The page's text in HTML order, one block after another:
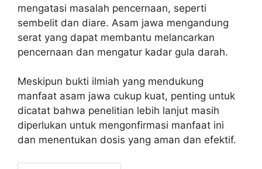
mengatasi masalah pencernaan, seperti
sembelit dan diare. Asam jawa mengandung
serat yang dapat membantu melancarkan
pencernaan dan mengatur kadar gula darah.
Meskipun bukti ilmiah yang mendukung
manfaat asam jawa cukup kuat, penting untuk
dicatat bahwa penelitian lebih lanjut masih
diperlukan untuk mengonfirmasi manfaat ini
dan menentukan dosis yang aman dan efektif.